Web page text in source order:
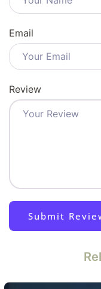
Email
Review